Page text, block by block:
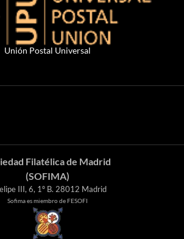
Unión Postal Universal
Filatélica de Madrid
(SOFIMA)
III, 6, 1º B. 28012 Madrid
Sofima es miembro de FESOFI